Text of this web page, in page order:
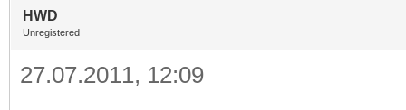
HWD
Unregistered
27.07.2011, 12:09